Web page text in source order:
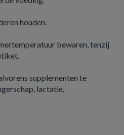
houden.
bewaren, tenzij
supplementen te
lactatie,